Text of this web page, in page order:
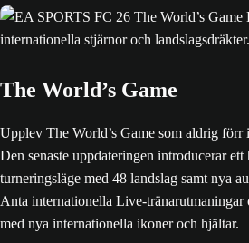
The World’s Game
Upplev The World’s Game som aldrig
Den senaste uppdateringen introducerar
turneringsläge med 48 landslag samt nya
Anta internationella Live-
med nya internationella ikoner och hjältar.